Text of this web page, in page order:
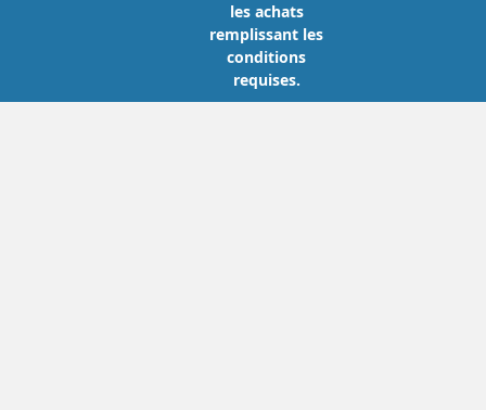
les achats
remplissant les
conditions
requises.